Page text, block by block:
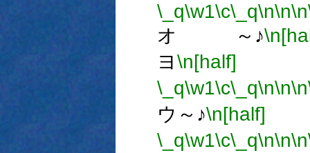
\_q\w1\c\_q\n\n\n
オ ～♪
ヨ\n[half]
\_q\w1\c\_q\n\n\n
ウ～♪\n[half]
\_q\w1\c\_q\n\n\n